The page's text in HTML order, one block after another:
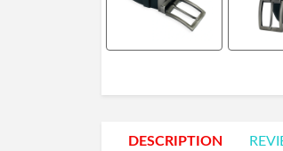
DESCRIPTION